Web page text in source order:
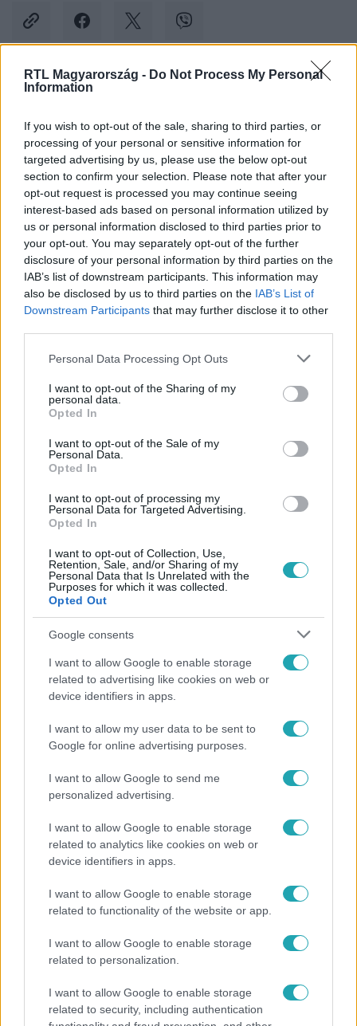
RTL Magyarország - Do Not Process My Personal
Information
If you wish to opt-out of the sale, sharing to third parties, or
processing of your personal or sensitive information for
targeted advertising by us, please use the below opt-out
section to confirm your selection. Please note that after your
opt-out request is processed you may continue seeing
interest-based ads based on personal information utilized by
us or personal information disclosed to third parties prior to
your opt-out. You may separately opt-out of the further
disclosure of your personal information by third parties on the
IAB’s list of downstream participants. This information may
also be disclosed by us to third parties on the IAB’s List of
Downstream Participants that may further disclose it to other
Please note that this website/app uses one or more Google
not limited to your visit or usage behaviour. You may click to
grant or deny consent to Google and its third-party tags to
use your data for below specified purposes in below Google
consent section.
Personal Data Processing Opt Outs
I want to opt-out of the Sharing of my
personal data.
Opted In
I want to opt-out of the Sale of my
Personal Data.
Opted In
I want to opt-out of processing my
Personal Data for Targeted Advertising.
Opted In
I want to opt-out of Collection, Use,
Retention, Sale, and/or Sharing of my
Personal Data that Is Unrelated with the
Purposes for which it was collected.
Opted Out
Google consents
I want to allow Google to enable storage
related to advertising like cookies on web or
device identifiers in apps.
I want to allow my user data to be sent to
Google for online advertising purposes.
I want to allow Google to send me
personalized advertising.
I want to allow Google to enable storage
related to analytics like cookies on web or
device identifiers in apps.
I want to allow Google to enable storage
related to functionality of the website or app.
I want to allow Google to enable storage
related to personalization.
I want to allow Google to enable storage
related to security, including authentication
Kövess minket, és értesülj a friss hírekről a
Követem
#BELFÖLD #SZÍJJÁRTÓ PÉTER
#KÜLGAZDASÁGI ÉS KÜLÜGYMINISZTÉRIUM # RENDŐR
FACEBOOK
Népszerű
Hosszú Katinka a dokumentumfilmjében Shane
Tusupról: A medencében minden működött
Otthagyta a rádiózást, most óceánjáró hajón
dolgozik Garami Gábor